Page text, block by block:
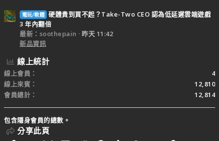
電玩/軟體 硬體貴到買不起？Take-Two CEO 認為低延遲雲端遊戲
3 年內翻倍
最新：soothepain
昨天 11:42
新品資訊
線上統計
線上會員
4
線上來賓
12,810
會員總計
12,814
包含隱身會員的總數。
分享此頁